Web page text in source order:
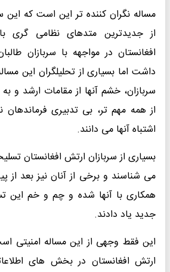
مساله نگران کننده تر این است که این
از جدیدترین متدهای نظامی گری
افغانستان در مواجهه با سربازان
داشت اما بسیاری از تحلیلگران این
سربازان، خشم آنها از مقامات ارشد
از همه مهم تر، بی تدبیری
اشتباه آنها می دانند.
بسیاری از سربازان ارتش افغانستان
می شناسند و برخی از آنان نیز بعد از
همکاری با آنها شده و چم و خم این
جدید یاد دادند.
این فقط وجهی از این مساله امنیتی
ارتش افغانستان در بخش های